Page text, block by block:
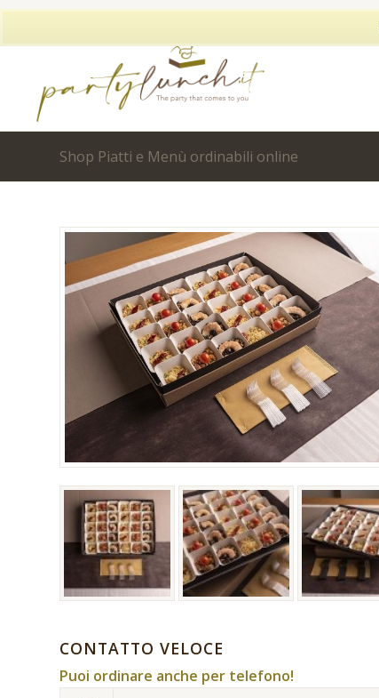
Shop Piatti e Menù ordinabili online
CONTATTO VELOCE
Puoi ordinare anche per telefono!